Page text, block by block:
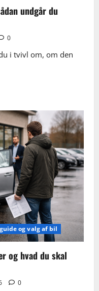
undgår du
0
i tvivl om, om den
og valg af bil
og hvad du skal
0